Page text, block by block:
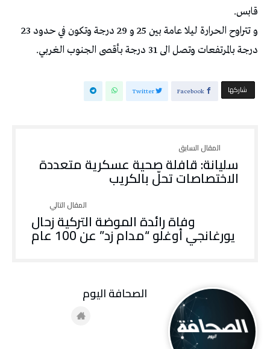
قابس.
و تتراوح الحرارة ليلا عامة بين 25 و 29 درجة وتكون في حدود 23
درجة بالمرتفعات وتصل الى 31 درجة بأقصى الجنوب الغربي.
‫‫ شاركها‬ Facebook
Twitter
سليانة: قافلة صحية عسكرية متعددة
الاختصاصات تحلّ بالكريب
وفاة رائدة الموضة التركية زحال
يورغانجي أوغلو “مدام زد” عن 100 عام